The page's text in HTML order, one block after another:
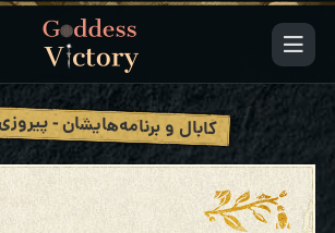
کابال و برنامه‌هایشان -